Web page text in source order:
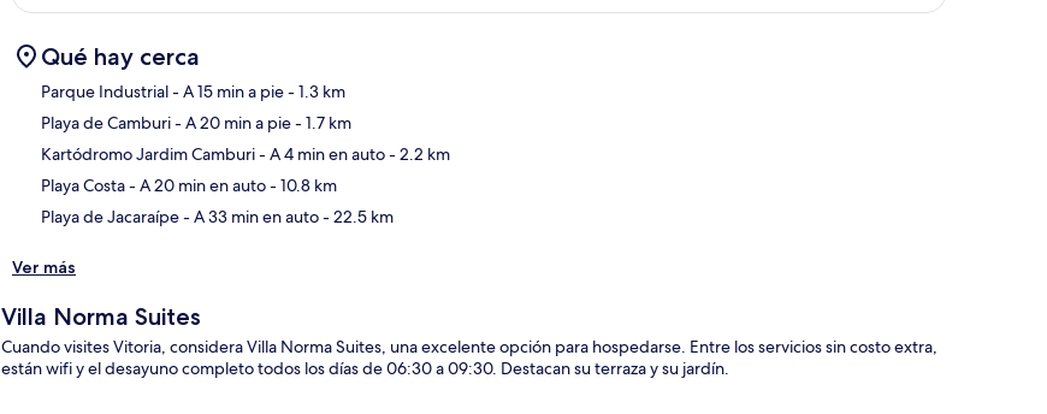
Qué hay cerca
Parque Industrial- A 15 min a pie- 1.3 km
Playa de Camburi- A 20 min a pie- 1.7 km
Kartódromo Jardim Camburi- A 4 min en auto- 2.2 km
Playa Costa- A 20 min en auto- 10.8 km
Playa de Jacaraípe- A 33 min en auto- 22.5 km
Ver más
Villa Norma Suites
Cuando visites Vitoria, considera Villa Norma Suites, una excelente opción para hospedarse. Entre los servicios sin costo extra,
están wifi y el desayuno completo todos los días de 06:30 a 09:30. Destacan su terraza y su jardín.